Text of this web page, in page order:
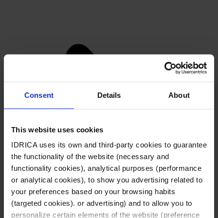
Consent Details About
This website uses cookies
IDRICA uses its own and third-party cookies to guarantee
the functionality of the website (necessary and
functionality cookies), analytical purposes (performance
or analytical cookies), to show you advertising related to
your preferences based on your browsing habits
(targeted cookies). or advertising) and to allow you to
personalize certain elements of the website (preference
L
i
n
k
e
d
i
L
i
n
k
e